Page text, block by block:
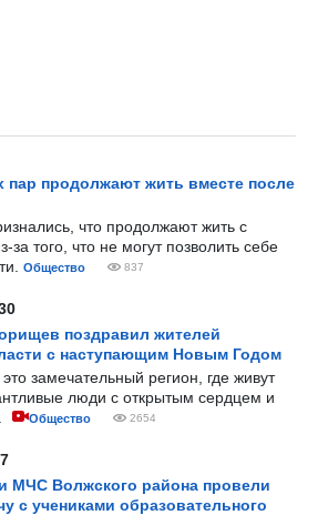
пар продолжают жить вместе после
что продолжают жить с
того, что не могут позволить себе
Общество 837
поздравил жителей
с наступающим Новым Годом
замечательный регион, где живут
люди с открытым сердцем и
Общество 2654
МЧС Волжского района провели
с учениками образовательного